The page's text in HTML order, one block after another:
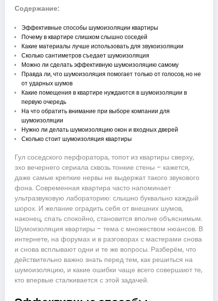
Содержание:
Эффективные способы шумоизоляции квартиры
Почему в квартире слишком слышно соседей
Какие материалы лучше использовать для звукоизоляции
Сколько сантиметров съедает шумоизоляция
Можно ли сделать эффективную шумоизоляцию самому
Правда ли, что шумоизоляция помогает только от голосов, но не
от ударных шумов
Какие помещения в квартире нуждаются в шумоизоляции в
первую очередь
На что обратить внимание при выборе компании для
шумоизоляции
Нужно ли делать шумоизоляцию окон и входных дверей
Сколько стоит шумоизоляция квартиры
Гул соседского перфоратора, топот из квартиры сверху,
эхо вечернего сериала сквозь тонкие стены – кажется,
даже самые крепкие нервы не выдержат такого звукового
фона. Современная квартира часто напоминает
ультразвуковую лабораторию: слышно буквально каждый
шорох. И желание оградить себя от внешних шумов,
наконец, спать спокойно, становится вполне объяснимым.
Шумоизоляция квартиры – тема с множеством нюансов. В
интернете, на форумах и в разговорах с мастерами снова
и снова всплывают одни и те же вопросы. Разберём, что
действительно важно знать перед тем, как решиться на
шумоизоляцию, и какие ошибки чаще всего совершают те,
кто впервые сталкивается с этой задачей.